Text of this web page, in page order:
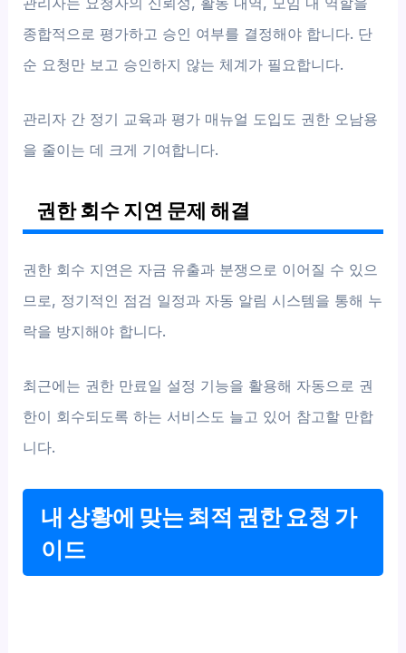
종합적으로 평가하고 승인 여부를 결정해야 합니다. 단
순 요청만 보고 승인하지 않는 체계가 필요합니다.
관리자 간 정기 교육과 평가 매뉴얼 도입도 권한 오남용
을 줄이는 데 크게 기여합니다.
권한 회수 지연 문제 해결
권한 회수 지연은 자금 유출과 분쟁으로 이어질 수 있으
므로, 정기적인 점검 일정과 자동 알림 시스템을 통해 누
락을 방지해야 합니다.
최근에는 권한 만료일 설정 기능을 활용해 자동으로 권
한이 회수되도록 하는 서비스도 늘고 있어 참고할 만합
니다.
내 상황에 맞는 최적 권한 요청 가
이드